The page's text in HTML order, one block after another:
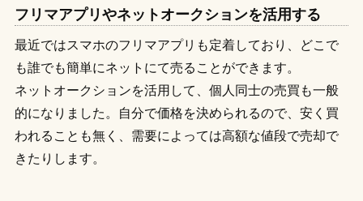
フリマアプリやネットオークションを活用する
最近ではスマホのフリマアプリも定着しており、どこで
も誰でも簡単にネットにて売ることができます。
ネットオークションを活用して、個人同士の売買も一般
的になりました。自分で価格を決められるので、安く買
われることも無く、需要によっては高額な値段で売却で
きたりします。